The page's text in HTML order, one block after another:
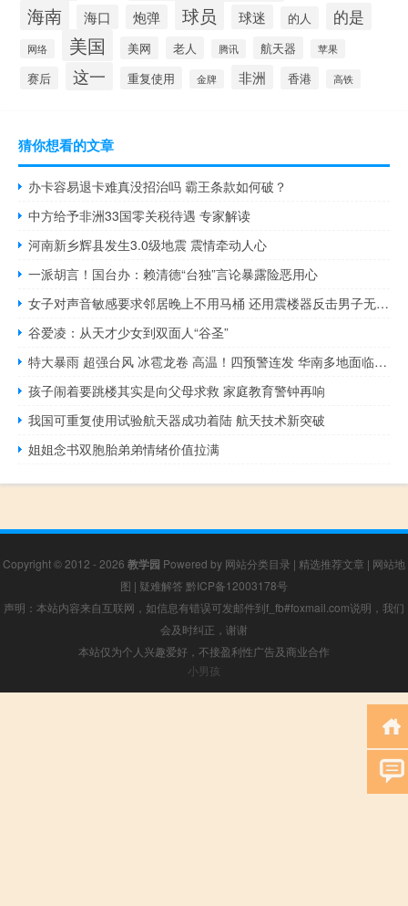
海南 海口 炮弹 球员 球迷 的人 的是
网络 美国 美网 老人 腾讯 航天器 苹果
赛后 这一 重复使用 金牌 非洲 香港 高铁
猜你想看的文章
办卡容易退卡难真没招治吗 霸王条款如何破？
中方给予非洲33国零关税待遇 专家解读
河南新乡辉县发生3.0级地震 震情牵动人心
一派胡言！国台办：赖清德“台独”言论暴露险恶用心
女子对声音敏感要求邻居晚上不用马桶 还用震楼器反击男子无奈搬离
谷爱凌：从天才少女到双面人“谷圣”
特大暴雨 超强台风 冰雹龙卷 高温！四预警连发 华南多地面临极端天气考验
孩子闹着要跳楼其实是向父母求救 家庭教育警钟再响
我国可重复使用试验航天器成功着陆 航天技术新突破
姐姐念书双胞胎弟弟情绪价值拉满
Copyright © 2012 - 2026 教学园 Powered by 网站分类目录 | 精选推荐文章 | 网站地
图 | 疑难解答 黔ICP备12003178号
声明：本站内容来自互联网，如信息有错误可发邮件到f_fb#foxmail.com说明，我们
会及时纠正，谢谢
本站仅为个人兴趣爱好，不接盈利性广告及商业合作
小男孩